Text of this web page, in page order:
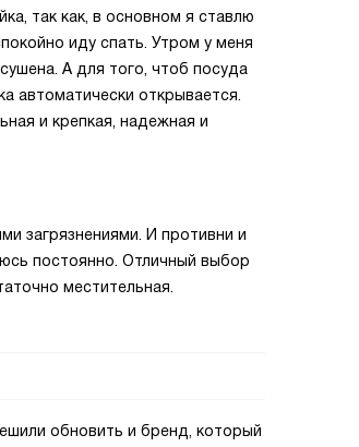
так как, в основном я ставлю
иду спать. Утром у меня
А для того, чтоб посуда
автоматически открывается.
и крепкая, надежная и
загрязнениями. И противни и
постоянно. Отличный выбор
местительная.
обновить и бренд, который